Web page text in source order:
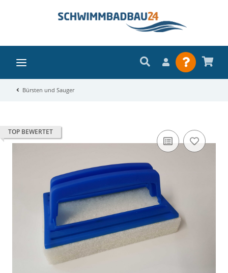
Bürsten und Sauger
TOP BEWERTET